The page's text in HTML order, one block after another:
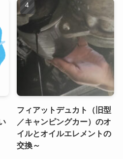
フィアットデュカト（旧型
／キャンピングカー）のオ
イルとオイルエレメントの
交換～